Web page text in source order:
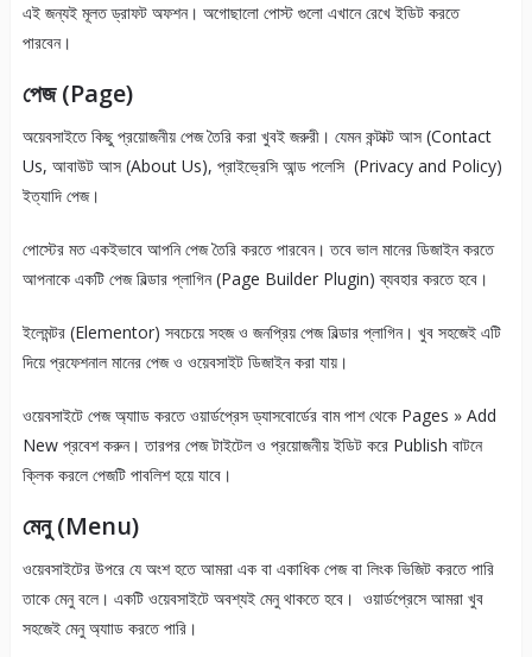
এই জন্যই মূলত ড্রাফট অফশন। অগোছালো পোস্ট গুলো এখানে রেখে ইডিট করতে
পারবেন।
পেজ (Page)
অয়েবসাইতে কিছু প্রয়োজনীয় পেজ তৈরি করা খুবই জরুরী। যেমন কন্টাক্ট আস (Contact
Us, আবাউট আস (About Us), প্রাইভ্রেসি আন্ড পলেসি (Privacy and Policy)
ইত্যাদি পেজ।
পোস্টের মত একইভাবে আপনি পেজ তৈরি করতে পারবেন। তবে ভাল মানের ডিজাইন করতে
আপনাকে একটি পেজ বিল্ডার প্লাগিন (Page Builder Plugin) ব্যবহার করতে হবে।
ইলেমন্টর (Elementor) সবচেয়ে সহজ ও জনপ্রিয় পেজ বিল্ডার প্লাগিন। খুব সহজেই এটি
দিয়ে প্রফেশনাল মানের পেজ ও ওয়েবসাইট ডিজাইন করা যায়।
ওয়েবসাইটে পেজ অ্যাাড করতে ওয়ার্ডপ্রেস ড্যাসবোর্ডের বাম পাশ থেকে Pages » Add
New প্রবেশ করুন। তারপর পেজ টাইটেল ও প্রয়োজনীয় ইডিট করে Publish বাটনে
ক্লিক করলে পেজটি পাবলিশ হয়ে যাবে।
মেনু (Menu)
ওয়েবসাইটের উপরে যে অংশ হতে আমরা এক বা একাধিক পেজ বা লিংক ভিজিট করতে পারি
তাকে মেনু বলে। একটি ওয়েবসাইটে অবশ্যই মেনু থাকতে হবে। ওয়ার্ডপ্রেসে আমরা খুব
সহজেই মেনু অ্যাাড করতে পারি।